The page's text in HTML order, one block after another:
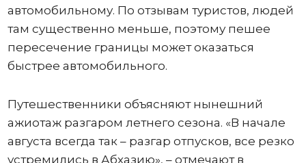
автомобильному. По отзывам туристов, людей
там существенно меньше, поэтому пешее
пересечение границы может оказаться
быстрее автомобильного.
Путешественники объясняют нынешний
ажиотаж разгаром летнего сезона. «В начале
августа всегда так – разгар отпусков, все резко
устремились в Абхазию», – отмечают в